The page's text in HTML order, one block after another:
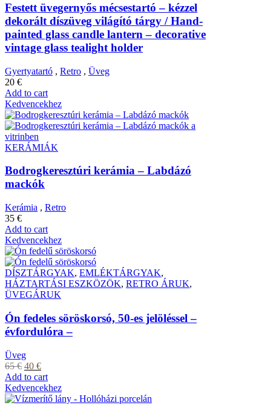
Festett üvegernyős mécsestartó – kézzel
dekorált díszüveg világító tárgy / Hand-
painted glass candle lantern – decorative
vintage glass tealight holder
Gyertyatartó , Retro , Üveg
20 €
Add to cart
Kedvencekhez
KERÁMIÁK
Bodrogkeresztúri kerámia – Labdázó
mackók
Kerámia , Retro
35 €
Add to cart
Kedvencekhez
DÍSZTÁRGYAK, EMLÉKTÁRGYAK,
HÁZTARTÁSI ESZKÖZÖK, RETRO ÁRUK,
ÜVEGÁRUK
Ón fedeles söröskorsó, 50-es jelöléssel –
évfordulóra –
Üveg
65€ 40 €
Add to cart
Kedvencekhez